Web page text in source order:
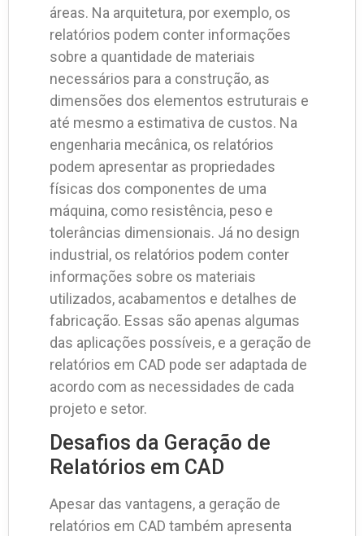
áreas. Na arquitetura, por exemplo, os
relatórios podem conter informações
sobre a quantidade de materiais
necessários para a construção, as
dimensões dos elementos estruturais e
até mesmo a estimativa de custos. Na
engenharia mecânica, os relatórios
podem apresentar as propriedades
físicas dos componentes de uma
máquina, como resistência, peso e
tolerâncias dimensionais. Já no design
industrial, os relatórios podem conter
informações sobre os materiais
utilizados, acabamentos e detalhes de
fabricação. Essas são apenas algumas
das aplicações possíveis, e a geração de
relatórios em CAD pode ser adaptada de
acordo com as necessidades de cada
projeto e setor.
Desafios da Geração de
Relatórios em CAD
Apesar das vantagens, a geração de
relatórios em CAD também apresenta